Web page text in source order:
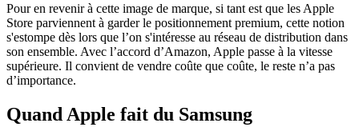
Pour en revenir à cette image de marque, si tant est que les Apple
Store parviennent à garder le positionnement premium, cette notion
s'estompe dès lors que l’on s'intéresse au réseau de distribution dans
son ensemble. Avec l’accord d’Amazon, Apple passe à la vitesse
supérieure. Il convient de vendre coûte que coûte, le reste n’a pas
d’importance.
Quand Apple fait du Samsung